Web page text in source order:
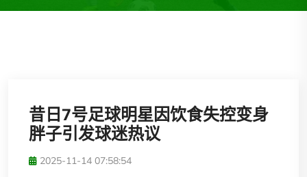
昔日7号足球明星因饮食失控变身
胖子引发球迷热议
2025-11-14 07:58:54